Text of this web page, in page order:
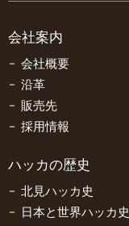
会社案内
会社概要
沿革
販売先
採用情報
ハッカの歴史
北見ハッカ史
日本と世界ハッカ史